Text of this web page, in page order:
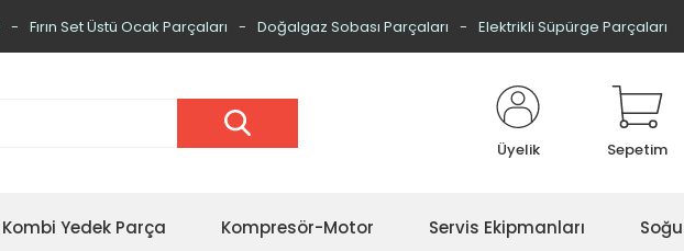
Fırın Set Üstü Ocak Parçaları Doğalgaz Sobası Parçaları Elektrikli Süpürge Parçaları
Üyelik Sepetim
Kombi Yedek Parça Kompresör-Motor Servis Ekipmanları